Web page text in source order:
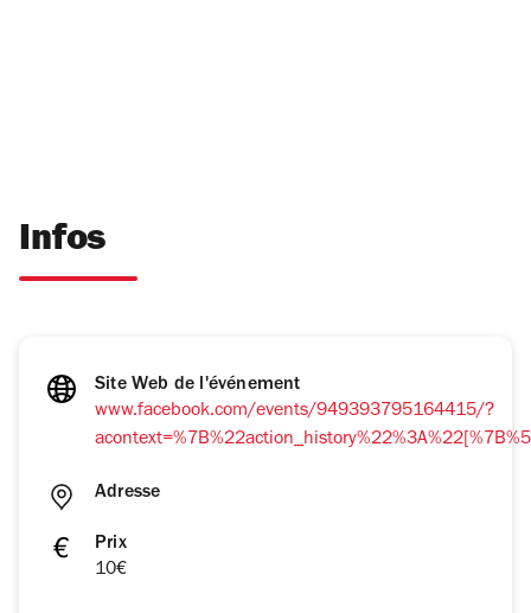
Infos
Site Web de l'événement
www.facebook.com/events/949393795164415/?
Adresse
Prix
10€